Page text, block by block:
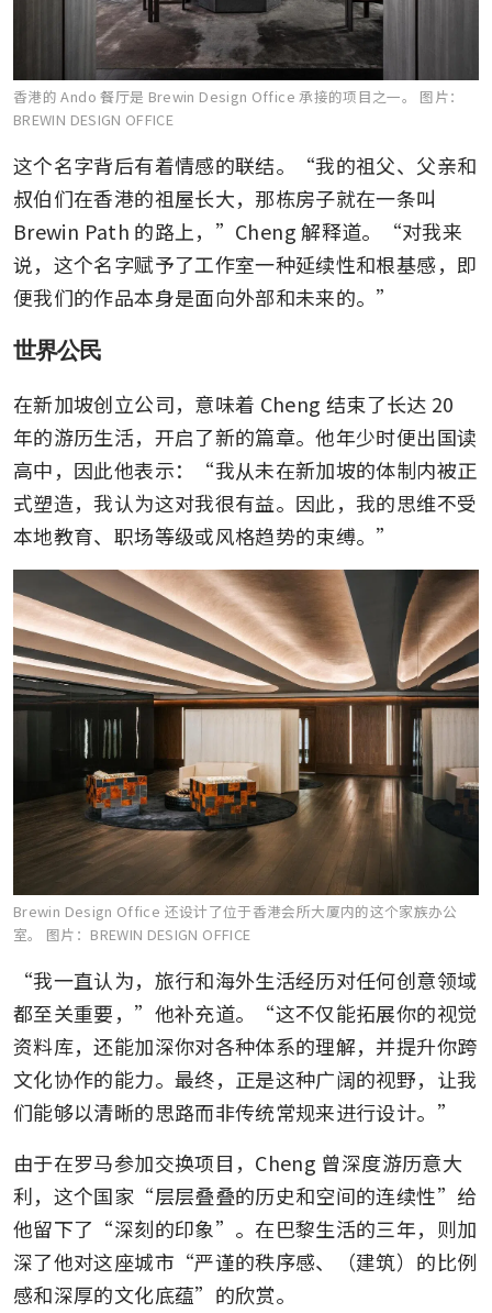
香港的 Ando 餐厅是 Brewin Design Office 承接的项目之一。 图片：
BREWIN DESIGN OFFICE
这个名字背后有着情感的联结。“我的祖父、父亲和
叔伯们在香港的祖屋长大，那栋房子就在一条叫
Brewin Path 的路上，”Cheng 解释道。“对我来
说，这个名字赋予了工作室一种延续性和根基感，即
便我们的作品本身是面向外部和未来的。”
世界公民
在新加坡创立公司，意味着 Cheng 结束了长达 20
年的游历生活，开启了新的篇章。他年少时便出国读
高中，因此他表示：“我从未在新加坡的体制内被正
式塑造，我认为这对我很有益。因此，我的思维不受
本地教育、职场等级或风格趋势的束缚。”
Brewin Design Office 还设计了位于香港会所大厦内的这个家族办公
室。 图片：BREWIN DESIGN OFFICE
“我一直认为，旅行和海外生活经历对任何创意领域
都至关重要，”他补充道。“这不仅能拓展你的视觉
资料库，还能加深你对各种体系的理解，并提升你跨
文化协作的能力。最终，正是这种广阔的视野，让我
们能够以清晰的思路而非传统常规来进行设计。”
由于在罗马参加交换项目，Cheng 曾深度游历意大
利，这个国家“层层叠叠的历史和空间的连续性”给
他留下了“深刻的印象”。在巴黎生活的三年，则加
深了他对这座城市“严谨的秩序感、（建筑）的比例
感和深厚的文化底蕴”的欣赏。